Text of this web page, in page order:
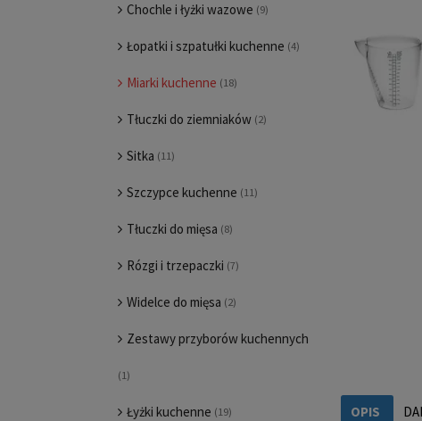
Chochle i łyżki wazowe (9)
Łopatki i szpatułki kuchenne (4)
Miarki kuchenne (18)
Tłuczki do ziemniaków (2)
Sitka (11)
Szczypce kuchenne (11)
Tłuczki do mięsa (8)
Rózgi i trzepaczki (7)
Widelce do mięsa (2)
Zestawy przyborów kuchennych
(1)
Łyżki kuchenne (19) OPIS